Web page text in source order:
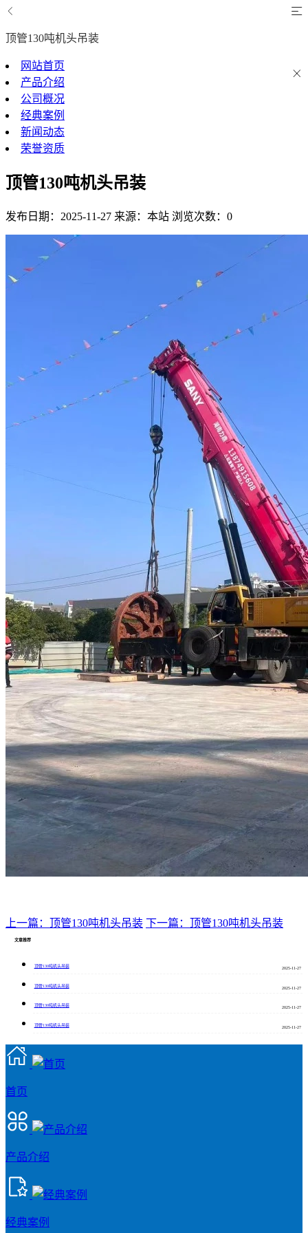
顶管130吨机头吊装
网站首页
产品介绍
公司概况
经典案例
新闻动态
荣誉资质
顶管130吨机头吊装
发布日期：2025-11-27 来源：本站 浏览次数：0
上一篇：顶管130吨机头吊装 下一篇：顶管130吨机头吊装
文章推荐
顶管130吨机头吊装
2025-11-27
顶管130吨机头吊装
2025-11-27
顶管130吨机头吊装
2025-11-27
顶管130吨机头吊装
2025-11-27
首页
产品介绍
经典案例